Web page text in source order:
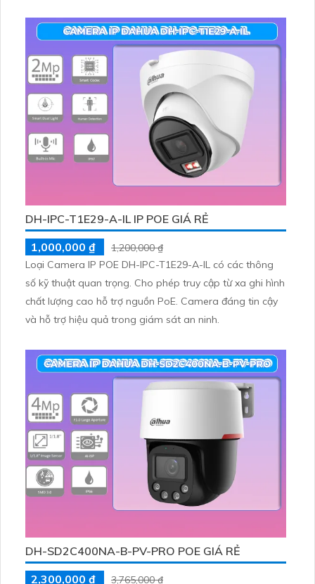
DH-IPC-T1E29-A-IL IP POE GIÁ RẺ
1,000,000 ₫
1,200,000 ₫
Loại Camera IP POE DH-IPC-T1E29-A-IL có các thông
số kỹ thuật quan trọng. Cho phép truy cập từ xa ghi hình
chất lượng cao hỗ trợ nguồn PoE. Camera đáng tin cậy
và hỗ trợ hiệu quả trong giám sát an ninh.
DH-SD2C400NA-B-PV-PRO POE GIÁ RẺ
2,300,000 ₫
3,765,000 ₫